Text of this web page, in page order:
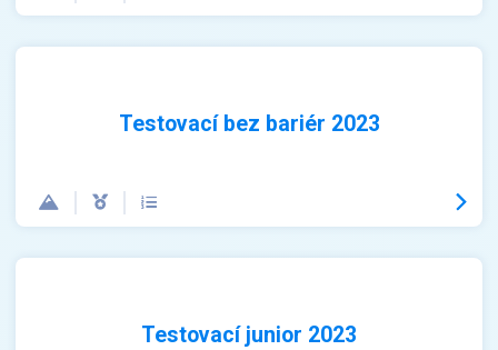
Testovací bez bariér 2023
Testovací junior 2023